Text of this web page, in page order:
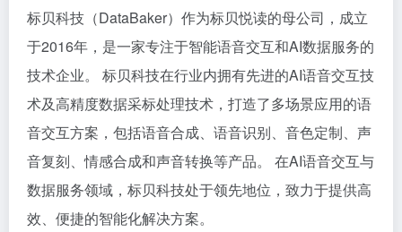
标贝科技（DataBaker）作为标贝悦读的母公司，成立
于2016年，是一家专注于智能语音交互和AI数据服务的
技术企业。 标贝科技在行业内拥有先进的AI语音交互技
术及高精度数据采标处理技术，打造了多场景应用的语
音交互方案，包括语音合成、语音识别、音色定制、声
音复刻、情感合成和声音转换等产品。 在AI语音交互与
数据服务领域，标贝科技处于领先地位，致力于提供高
效、便捷的智能化解决方案。